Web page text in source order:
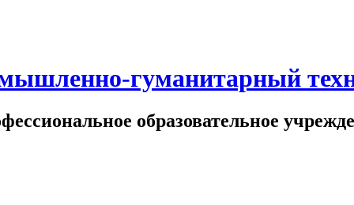
гуманитарный
образовательное